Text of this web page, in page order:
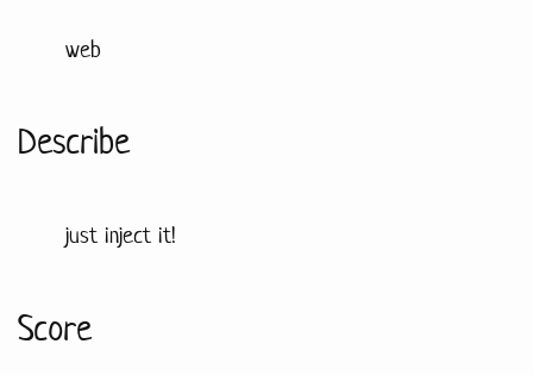
web
Describe
just inject it!
Score